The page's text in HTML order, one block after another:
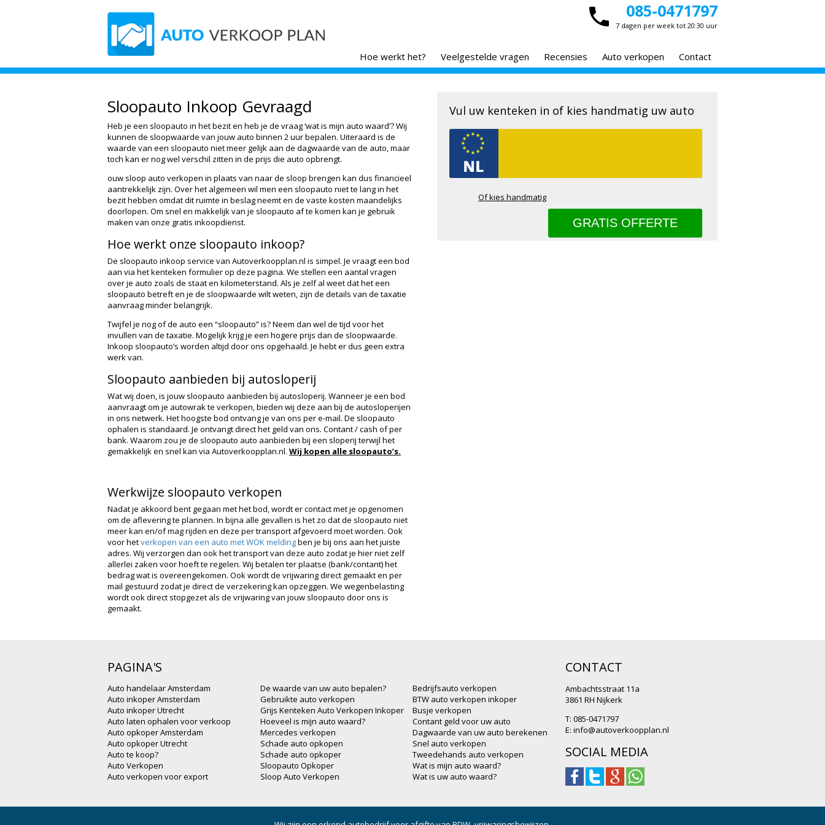
085-0471797
7 dagen per week tot 20:30 uur
Hoe werkt het? Veelgestelde vragen Recensies Auto verkopen Contact
Sloopauto Inkoop Gevraagd
Heb je een sloopauto in het bezit en heb je de vraag ‘wat is mijn auto waard’? Wij
kunnen de sloopwaarde van jouw auto binnen 2 uur bepalen. Uiteraard is de
waarde van een sloopauto niet meer gelijk aan de dagwaarde van de auto, maar
toch kan er nog wel verschil zitten in de prijs die auto opbrengt.
ouw sloop auto verkopen in plaats van naar de sloop brengen kan dus financieel
aantrekkelijk zijn. Over het algemeen wil men een sloopauto niet te lang in het
bezit hebben omdat dit ruimte in beslag neemt en de vaste kosten maandelijks
doorlopen. Om snel en makkelijk van je sloopauto af te komen kan je gebruik
maken van onze gratis inkoopdienst.
Hoe werkt onze sloopauto inkoop?
De sloopauto inkoop service van Autoverkoopplan.nl is simpel. Je vraagt een bod
aan via het kenteken formulier op deze pagina. We stellen een aantal vragen
over je auto zoals de staat en kilometerstand. Als je zelf al weet dat het een
sloopauto betreft en je de sloopwaarde wilt weten, zijn de details van de taxatie
aanvraag minder belangrijk.
Twijfel je nog of de auto een “sloopauto” is? Neem dan wel de tijd voor het
invullen van de taxatie. Mogelijk krijg je een hogere prijs dan de sloopwaarde.
Inkoop sloopauto’s worden altijd door ons opgehaald. Je hebt er dus geen extra
werk van.
Sloopauto aanbieden bij autosloperij
Wat wij doen, is jouw sloopauto aanbieden bij autosloperij. Wanneer je een bod
aanvraagt om je autowrak te verkopen, bieden wij deze aan bij de autosloperijen
in ons netwerk. Het hoogste bod ontvang je van ons per e-mail. De sloopauto
ophalen is standaard. Je ontvangt direct het geld van ons. Contant / cash of per
bank. Waarom zou je de sloopauto auto aanbieden bij een sloperij terwijl het
gemakkelijk en snel kan via Autoverkoopplan.nl. Wij kopen alle sloopauto’s.
Werkwijze sloopauto verkopen
Nadat je akkoord bent gegaan met het bod, wordt er contact met je opgenomen
om de aflevering te plannen. In bijna alle gevallen is het zo dat de sloopauto niet
meer kan en/of mag rijden en deze per transport afgevoerd moet worden. Ook
voor hetverkopen van een auto met WOK meldingben je bij ons aan het juiste
adres. Wij verzorgen dan ook het transport van deze auto zodat je hier niet zelf
allerlei zaken voor hoeft te regelen. Wij betalen ter plaatse (bank/contant) het
bedrag wat is overeengekomen. Ook wordt de vrijwaring direct gemaakt en per
mail gestuurd zodat je direct de verzekering kan opzeggen. We wegenbelasting
wordt ook direct stopgezet als de vrijwaring van jouw sloopauto door ons is
gemaakt.
Vul uw kenteken in of kies handmatig uw auto
Of kies handmatig
PAGINA'S
Auto handelaar Amsterdam
Auto inkoper Amsterdam
Auto inkoper Utrecht
Auto laten ophalen voor verkoop
Auto opkoper Amsterdam
Auto opkoper Utrecht
Auto te koop?
Auto Verkopen
Auto verkopen voor export
De waarde van uw auto bepalen?
Gebruikte auto verkopen
Grijs Kenteken Auto Verkopen Inkoper
Hoeveel is mijn auto waard?
Mercedes verkopen
Schade auto opkopen
Schade auto opkoper
Sloopauto Opkoper
Sloop Auto Verkopen
Bedrijfsauto verkopen
BTW auto verkopen inkoper
Busje verkopen
Contant geld voor uw auto
Dagwaarde van uw auto berekenen
Snel auto verkopen
Tweedehands auto verkopen
Wat is mijn auto waard?
Wat is uw auto waard?
CONTACT
Ambachtsstraat 11a
3861 RH Nijkerk
T: 085-0471797
E: info@autoverkoopplan.nl
SOCIAL MEDIA